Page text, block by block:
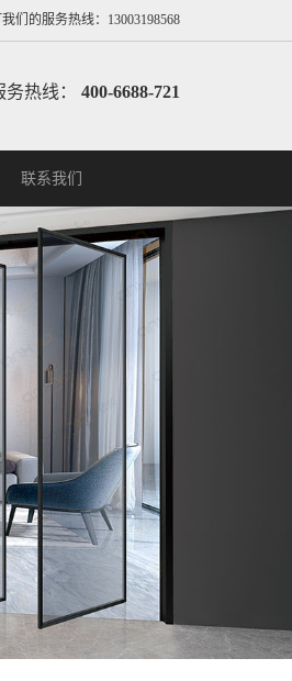
们的服务热线：13003198568
热线： 400-6688-721
联系我们